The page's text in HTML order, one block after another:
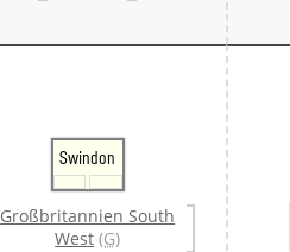
Swindon
Großbritannien South
West (G)